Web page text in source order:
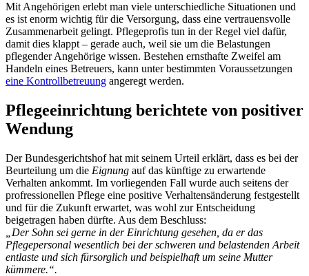
Mit Angehörigen erlebt man viele unterschiedliche Situationen und
es ist enorm wichtig für die Versorgung, dass eine vertrauensvolle
Zusammenarbeit gelingt. Pflegeprofis tun in der Regel viel dafür,
damit dies klappt – gerade auch, weil sie um die Belastungen
pflegender Angehörige wissen. Bestehen ernsthafte Zweifel am
Handeln eines Betreuers, kann unter bestimmten Voraussetzungen
eine Kontrollbetreuung angeregt werden.
Pflegeeinrichtung berichtete von positiver
Wendung
Der Bundesgerichtshof hat mit seinem Urteil erklärt, dass es bei der
Beurteilung um die Eignung auf das künftige zu erwartende
Verhalten ankommt. Im vorliegenden Fall wurde auch seitens der
profressionellen Pflege eine positive Verhaltensänderung festgestellt
und für die Zukunft erwartet, was wohl zur Entscheidung
beigetragen haben dürfte. Aus dem Beschluss:
„Der Sohn sei gerne in der Einrichtung gesehen, da er das
Pflegepersonal wesentlich bei der schweren und belastenden Arbeit
entlaste und sich fürsorglich und beispielhaft um seine Mutter
kümmere.“.